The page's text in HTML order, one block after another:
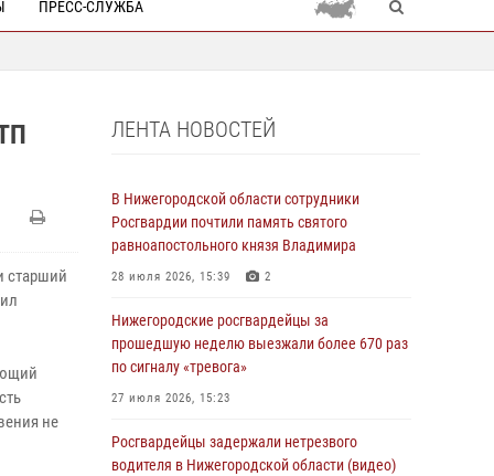
ПРЕСС-СЛУЖБА
старший
не
ЛЕНТА НОВОСТЕЙ
В Нижегородской области сотрудники
Росгвардии почтили память святого
равноапостольного князя Владимира
28 июля 2026, 15:39 2
Нижегородские росгвардейцы за
прошедшую неделю выезжали более 670 раз
по сигналу «тревога»
27 июля 2026, 15:23
Росгвардейцы задержали нетрезвого
водителя в Нижегородской области (видео)